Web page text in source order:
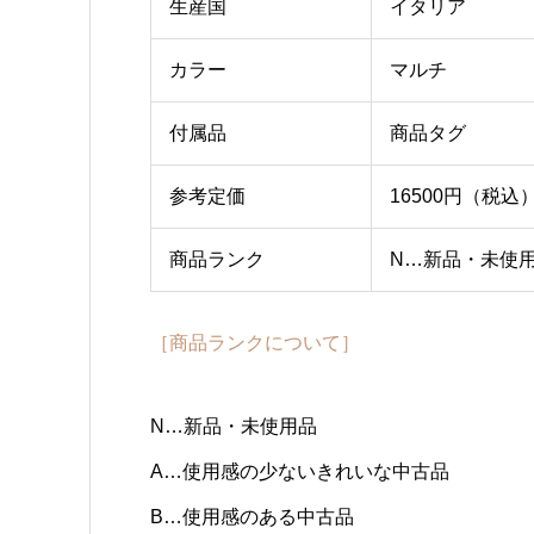
生産国 イタリア
カラー マルチ
付属品 商品タグ
参考定価 16500円（税込
商品ランク N…新品・未使
［商品ランクについて］
N…新品・未使用品
A…使用感の少ないきれいな中古品
B…使用感のある中古品